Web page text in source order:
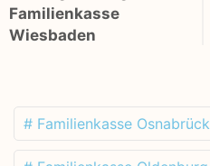
Familienkasse
Wiesbaden
# Familienkasse Osnabrück